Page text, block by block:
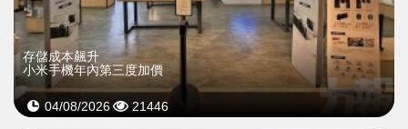
存儲成本飆升
小米手機年內第三度加價
04/08/2026 21446